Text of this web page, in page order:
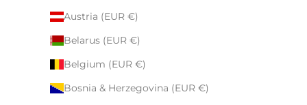
Austria (EUR €)
Belarus (EUR €)
Belgium (EUR €)
Bosnia & Herzegovina (EUR €)